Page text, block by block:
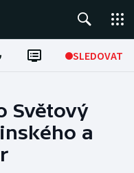
SLEDOVAT
Světový
a